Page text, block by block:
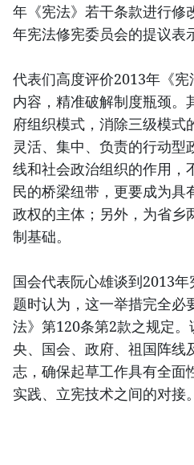
年《宪法》若干条款进行修
年宪法修宪委员会的提议表
代表们高度评价2013年《
内容，精准破解制度瓶颈。
府组织模式，消除三级模式
灵活、集中、负责的行动型
线和社会政治组织的作用，
民的桥梁纽带，更要成为具
政权的主体；另外，为省乡
制基础。
国会代表阮心雄谈到2013
题时认为，这一举措完全必
法》第120条第2款之规定
央、国会、政府、祖国阵线
志，确保起草工作具有全面
实践、立宪技术之间的对接